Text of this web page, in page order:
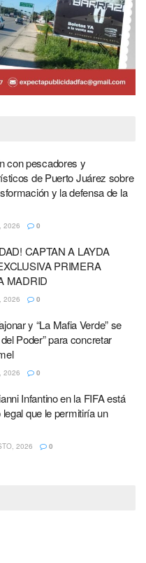
con pescadores y
de Puerto Juárez sobre
y la defensa de la
2026 0
CAPTAN A LAYDA
PRIMERA
MADRID
2026 0
y “La Mafia Verde” se
Poder” para concretar
2026 0
Infantino en la FIFA está
que le permitiría un
2026 0